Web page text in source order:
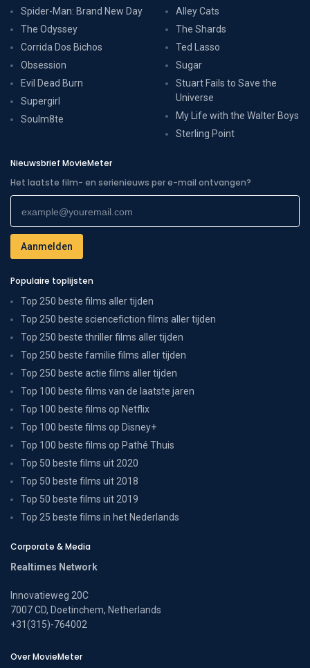
Spider-Man: Brand New Day
The Odyssey
Corrida Dos Bichos
Obsession
Evil Dead Burn
Supergirl
Soulm8te
Alley Cats
The Shards
Ted Lasso
Sugar
Stuart Fails to Save the
Universe
My Life with the Walter Boys
Sterling Point
Nieuwsbrief MovieMeter
Het laatste film- en serienieuws per e-mail ontvangen?
Populaire toplijsten
Top 250 beste films aller tijden
Top 250 beste sciencefiction films aller tijden
Top 250 beste thriller films aller tijden
Top 250 beste familie films aller tijden
Top 250 beste actie films aller tijden
Top 100 beste films van de laatste jaren
Top 100 beste films op Netflix
Top 100 beste films op Disney+
Top 100 beste films op Pathé Thuis
Top 50 beste films uit 2020
Top 50 beste films uit 2018
Top 50 beste films uit 2019
Top 25 beste films in het Nederlands
Corporate & Media
Realtimes Network
Innovatieweg 20C
7007 CD, Doetinchem, Netherlands
+31(315)-764002
Over MovieMeter